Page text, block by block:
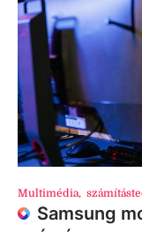
Multimédia,
Samsung